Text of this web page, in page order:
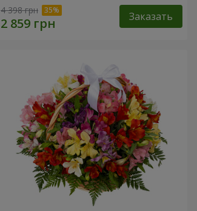
4 398 грн Заказать